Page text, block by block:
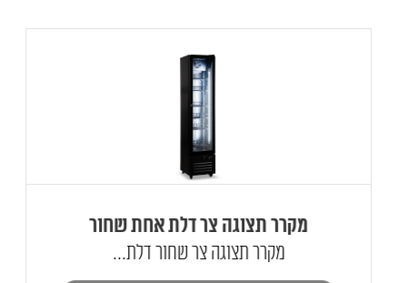
מקרר תצוגה צר דלת אחת שחור
מקרר תצוגה צר שחור דלת...